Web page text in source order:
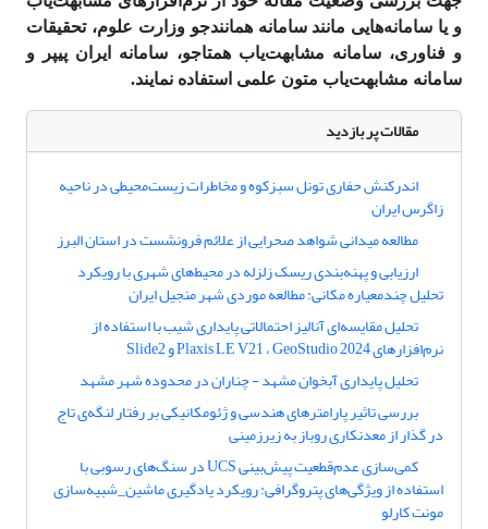
و یا سامانه‌هایی مانند سامانه همانند‌جو وزارت علوم، تحقیقات
و فناوری، سامانه مشابهت‌یاب همتاجو، سامانه ایران پیپر و
سامانه مشابهت‌یاب متون علمی استفاده نمایند.
مقالات پر بازدید
اندرکنش حفاری تونل سبزکوه و مخاطرات زیست‌محیطی در ناحیه
زاگرس ایران
مطالعه میدانی شواهد صحرایی از علائم فرونشست در استان البرز
ارزیابی و پهنه‌بندی ریسک زلزله در محیط‌های شهری با رویکرد
تحلیل چندمعیاره مکانی: مطالعه موردی شهر منجیل ایران
تحلیل مقایسه‌ای آنالیز احتمالاتی پایداری شیب با استفاده از
نرم‌افزارهای Plaxis LE V21 ، GeoStudio 2024 و Slide2
تحلیل پایداری آبخوان مشهد - چناران در محدوده شهر مشهد
بررسی تاثیر پارامترهای هندسی و ژئومکانیکی بر رفتار لنگه‌ی تاج
در گذار از معدنکاری روباز به زیرزمینی
کمی‌سازی عدم‌قطعیت پیش‌بینی UCS در سنگ‌های رسوبی با
استفاده از ویژگی‌های پتروگرافی: رویکرد یادگیری ماشین_شبیه‌سازی
مونت کارلو